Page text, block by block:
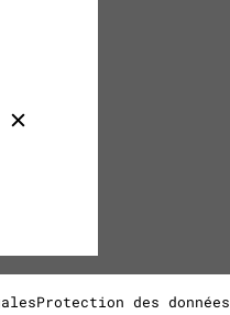
Protection des données